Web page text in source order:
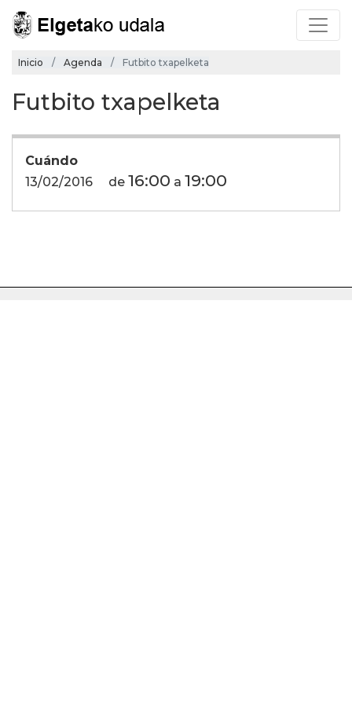
Inicio Agenda Futbito txapelketa
Futbito txapelketa
Cuándo
13/02/2016
de 16:00 a 19:00